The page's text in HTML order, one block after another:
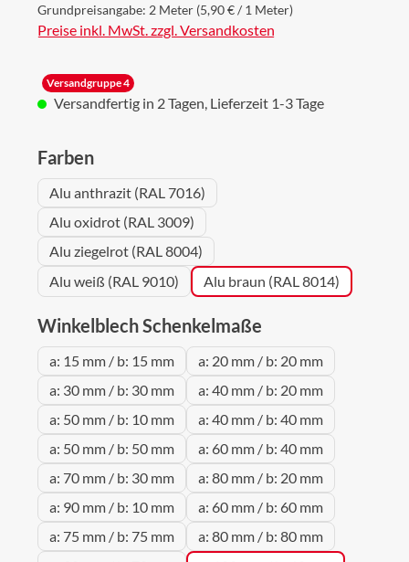
Grundpreisangabe: 2 Meter (5,90 € / 1 Meter)
Preise inkl. MwSt. zzgl. Versandkosten
Versandgruppe 4
Versandfertig in 2 Tagen, Lieferzeit 1-3 Tage
Farbenauswählen
Alu anthrazit (RAL 7016)
Alu oxidrot (RAL 3009)
Alu ziegelrot (RAL 8004)
Alu weiß (RAL 9010)
Alu braun (RAL 8014)
Winkelblech Schenkelmaße
a: 15 mm / b: 15 mm
a: 20 mm / b: 20 mm
a: 30 mm / b: 30 mm
a: 40 mm / b: 20 mm
a: 50 mm / b: 10 mm
a: 40 mm / b: 40 mm
a: 50 mm / b: 50 mm
a: 60 mm / b: 40 mm
a: 70 mm / b: 30 mm
a: 80 mm / b: 20 mm
a: 90 mm / b: 10 mm
a: 60 mm / b: 60 mm
a: 75 mm / b: 75 mm
a: 80 mm / b: 80 mm